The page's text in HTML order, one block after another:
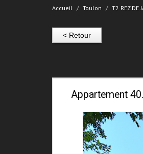
Accueil Toulon T2 REZ DE
< Retour
Appartement